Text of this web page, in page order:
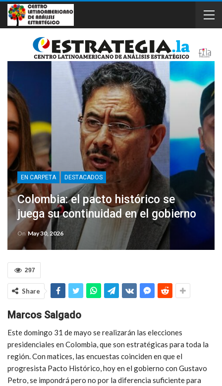
EN CARPETA DESTACADOS
Colombia: el pacto histórico se
juega su continuidad en el gobierno
OnMay 30, 2026
297
Share
Marcos Salgado
Este domingo 31 de mayo se realizarán las elecciones
presidenciales en Colombia, que son estratégicas para toda la
región. Con matices, las encuestas coinciden en que el
progresista Pacto Histórico, hoy en el gobierno con Gustavo
Petro, se impondrá pero no por la diferencia suficiente para